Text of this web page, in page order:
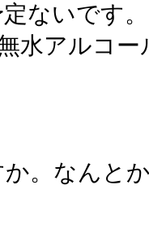
ないです。
水アルコー
。なんと